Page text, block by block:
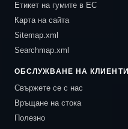
Етикет на гумите в ЕС
Карта на сайта
Sitemap.xml
Searchmap.xml
ОБСЛУЖВАНЕ НА КЛИЕНТИ
Свържете се с нас
Връщане на стока
Полезно